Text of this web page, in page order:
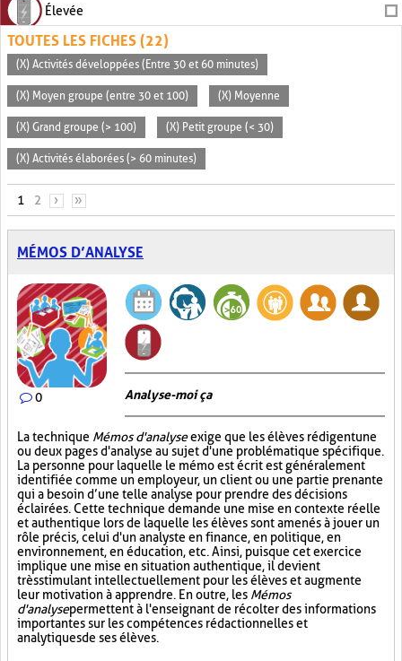
Élevée
TOUTES LES FICHES (22)
(X) Activités développées (Entre 30 et 60 minutes)
(X) Moyen groupe (entre 30 et 100) (X) Moyenne
(X) Grand groupe (> 100) (X) Petit groupe (< 30)
(X) Activités élaborées (> 60 minutes)
PAGES
1 2 › »
MÉMOS D’ANALYSE
0 Analyse-moi ça
La technique Mémos d'analyseexige que les élèves rédigent une
ou deux pages d'analyse au sujet d'une problématique spécifique.
La personne pour laquelle le mémo est écrit est généralement
identifiée comme un employeur, un client ou une partie prenante
qui a besoin d’une telle analyse pour prendre des décisions
éclairées. Cette technique demande une mise en contexte réelle
et authentique lors de laquelle les élèves sont amenés à jouer un
rôle précis, celui d'un analyste en finance, en politique, en
environnement, en éducation, etc. Ainsi, puisque cet exercice
implique une mise en situation authentique, il devient
très stimulant intellectuellement pour les élèves et augmente
leur motivation à apprendre. En outre, les Mémos
d'analysepermettent à l'enseignant de récolter des informations
importantes sur les compétences rédactionnelles et
analytiques de ses élèves.